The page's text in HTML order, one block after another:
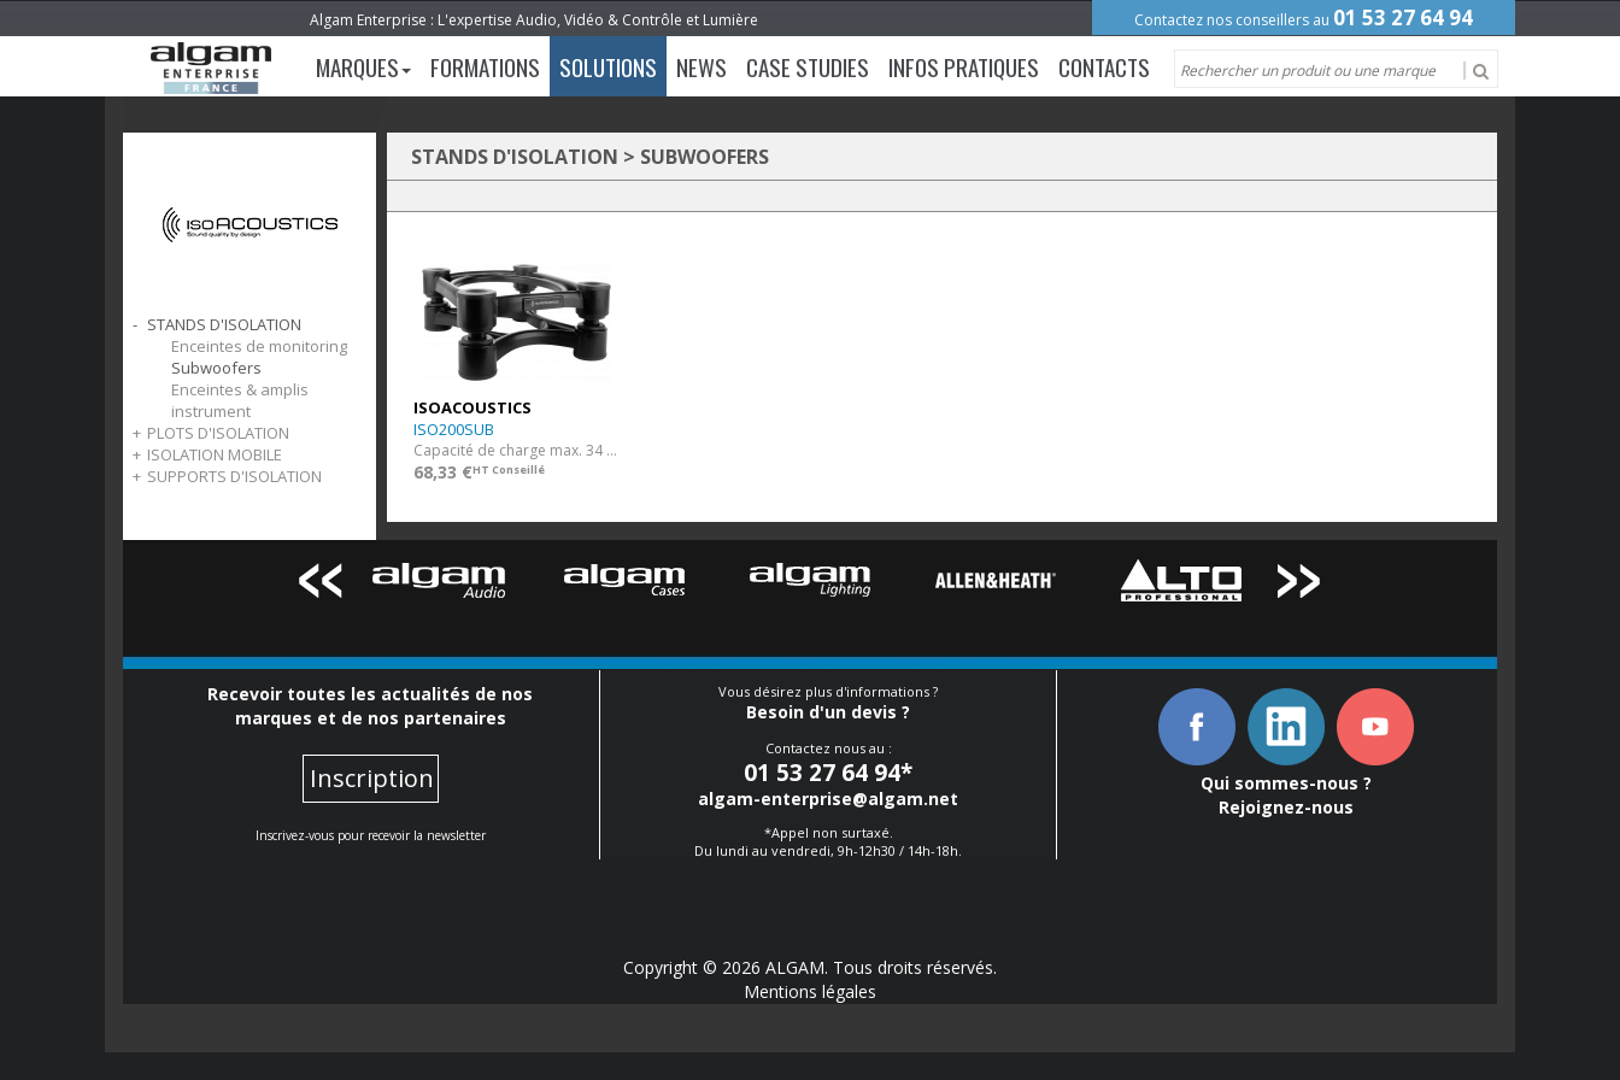
Algam Enterprise : L'expertise Audio, Vidéo & Contrôle et Lumière Contactez nos conseillers au 01 53 27 64 94
MARQUES FORMATIONS SOLUTIONS NEWS CASE STUDIES INFOS PRATIQUES CONTACTS
STANDS D'ISOLATION
Enceintes de monitoring
Subwoofers
Enceintes & amplis
instrument
PLOTS D'ISOLATION
Pucks
ISOLATION MOBILE
Stage
SUPPORTS D'ISOLATION
STANDS D'ISOLATION > SUBWOOFERS
ISOACOUSTICS
ISO200SUB
Capacité de charge max. 34 kg
68,33 €HT Conseillé
Recevoir toutes les actualités de nos
marques et de nos partenaires
Inscription
Inscrivez-vous pour recevoir la newsletter
Vous désirez plus d'informations ?
Besoin d'un devis ?
Contactez nous au :
01 53 27 64 94*
algam-enterprise@algam.net
*Appel non surtaxé.
Du lundi au vendredi, 9h-12h30 / 14h-18h.
Qui sommes-nous ?
Rejoignez-nous
Copyright © 2026 ALGAM. Tous droits réservés.
Mentions légales